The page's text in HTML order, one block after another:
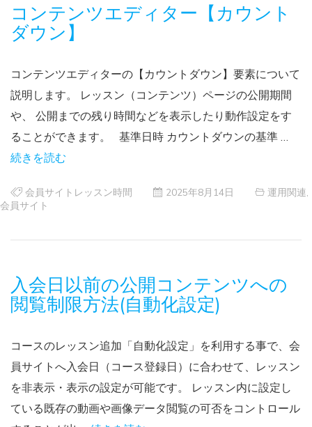
コンテンツエディター【カウント
ダウン】
コンテンツエディターの【カウントダウン】要素について
説明します。 レッスン（コンテンツ）ページの公開期間
や、 公開までの残り時間などを表示したり動作設定をす
ることができます。 基準日時 カウントダウンの基準 …
続きを読む
会員サイトレッスン時間 2025年8月14日 運用関連
会員サイト
入会日以前の公開コンテンツへの
閲覧制限方法(自動化設定)
コースのレッスン追加「自動化設定」を利用する事で、会
員サイトへ入会日（コース登録日）に合わせて、レッスン
を非表示・表示の設定が可能です。 レッスン内に設定し
ている既存の動画や画像データ閲覧の可否をコントロール